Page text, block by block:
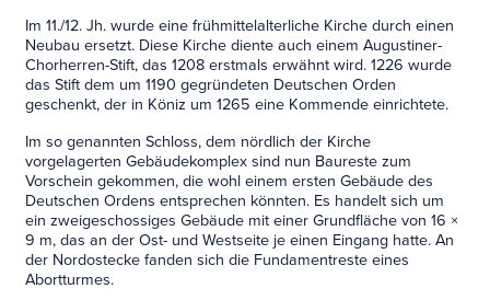
Im 11./12. Jh. wurde eine frühmittelalterliche Kirche durch einen
Neubau ersetzt. Diese Kirche diente auch einem Augustiner-
Chorherren-Stift, das 1208 erstmals erwähnt wird. 1226 wurde
das Stift dem um 1190 gegründeten Deutschen Orden
geschenkt, der in Köniz um 1265 eine Kommende einrichtete.
Im so genannten Schloss, dem nördlich der Kirche
vorgelagerten Gebäudekomplex sind nun Baureste zum
Vorschein gekommen, die wohl einem ersten Gebäude des
Deutschen Ordens entsprechen könnten. Es handelt sich um
ein zweigeschossiges Gebäude mit einer Grundfläche von 16 ×
9 m, das an der Ost- und Westseite je einen Eingang hatte. An
der Nordostecke fanden sich die Fundamentreste eines
Abortturmes.